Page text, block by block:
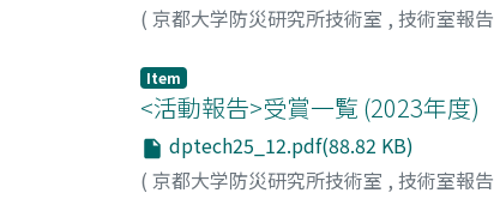
( 京都大学防災研究所技術室 , 技術室報告
Item
<活動報告>受賞⼀覧 (2023年度)
dptech25_12.pdf(88.82 KB)
( 京都大学防災研究所技術室 , 技術室報告